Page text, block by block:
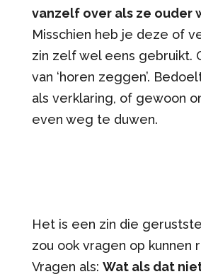
vanzelf over als ze ouder
Misschien heb je deze of
zin zelf wel eens gebruikt.
van ‘horen zeggen’.
als verklaring, of gewoon
even weg te duwen.
Het is een zin die
zou ook vragen op kunnen
Vragen als: Wat als dat